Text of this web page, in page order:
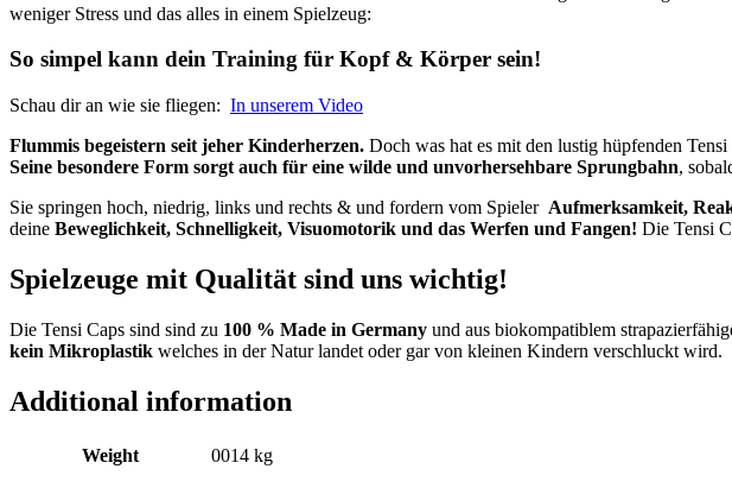
weniger Stress und das alles in einem Spielzeug:
So simpel kann dein Training für Kopf & Körper sein!
Schau dir an wie sie fliegen: In unserem Video
Flummis begeistern seit jeher Kinderherzen. Doch was hat es mit den lustig hüpfenden
Seine besondere Form sorgt auch für eine wilde und unvorhersehbare Sprungbahn,
Sie springen hoch, niedrig, links und rechts & und fordern vom Spieler Aufmerksamkeit,
deine Beweglichkeit, Schnelligkeit, Visuomotorik und das Werfen und Fangen! Die Tensi
Spielzeuge mit Qualität sind uns wichtig!
Die Tensi Caps sind sind zu 100 % Made in Germany und aus biokompatiblem
kein Mikroplastik welches in der Natur landet oder gar von kleinen Kindern verschluckt wird.
Additional information
Weight 0014 kg